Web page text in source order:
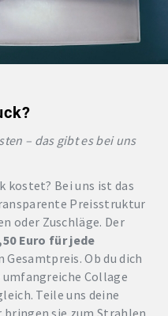
– das gibt es bei uns
kostet? Bei uns ist das
Preisstruktur
oder Zuschläge. Der
Euro für jede
Ob du dich
Collage
Teile uns deine
sie zum Strahlen.